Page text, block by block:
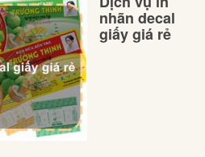
nhãn decal
giấy giá rẻ